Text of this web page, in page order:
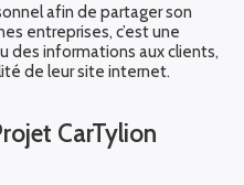
afin de partager son
entreprises, c’est une
des informations aux clients,
de leur site internet.
CarTylion